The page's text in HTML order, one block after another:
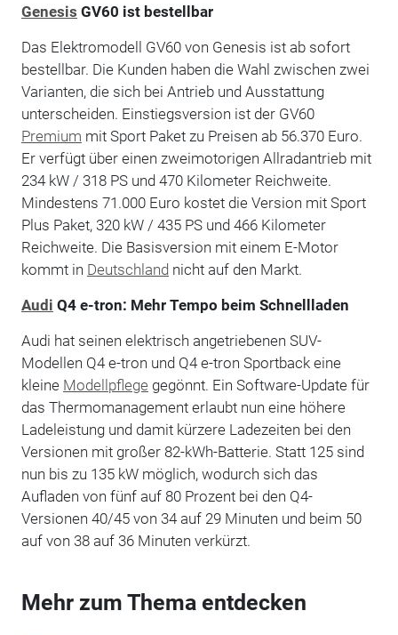
Genesis GV60 ist bestellbar
Das Elektromodell GV60 von Genesis ist ab sofort
bestellbar. Die Kunden haben die Wahl zwischen zwei
Varianten, die sich bei Antrieb und Ausstattung
unterscheiden. Einstiegsversion ist der GV60
Premium mit Sport Paket zu Preisen ab 56.370 Euro.
Er verfügt über einen zweimotorigen Allradantrieb mit
234 kW / 318 PS und 470 Kilometer Reichweite.
Mindestens 71.000 Euro kostet die Version mit Sport
Plus Paket, 320 kW / 435 PS und 466 Kilometer
Reichweite. Die Basisversion mit einem E-Motor
kommt in Deutschland nicht auf den Markt.
Audi Q4 e-tron: Mehr Tempo beim Schnellladen
Audi hat seinen elektrisch angetriebenen SUV-
Modellen Q4 e-tron und Q4 e-tron Sportback eine
kleine Modellpflege gegönnt. Ein Software-Update für
das Thermomanagement erlaubt nun eine höhere
Ladeleistung und damit kürzere Ladezeiten bei den
Versionen mit großer 82-kWh-Batterie. Statt 125 sind
nun bis zu 135 kW möglich, wodurch sich das
Aufladen von fünf auf 80 Prozent bei den Q4-
Versionen 40/45 von 34 auf 29 Minuten und beim 50
auf von 38 auf 36 Minuten verkürzt.
Mehr zum Thema entdecken